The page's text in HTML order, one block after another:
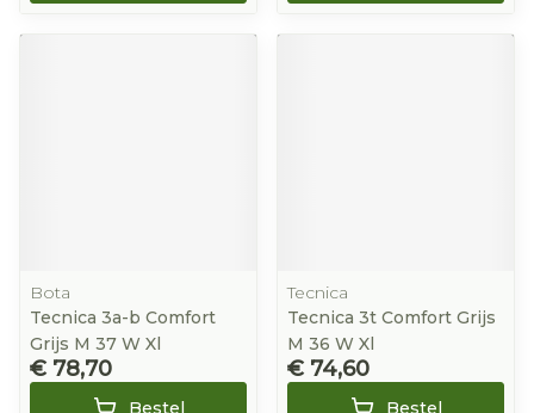
Bota
Tecnica 3a-b Comfort
Grijs M 37 W Xl
€ 78,70
Bestel
Tecnica
Tecnica 3t Comfort Grijs
M 36 W Xl
€ 74,60
Bestel